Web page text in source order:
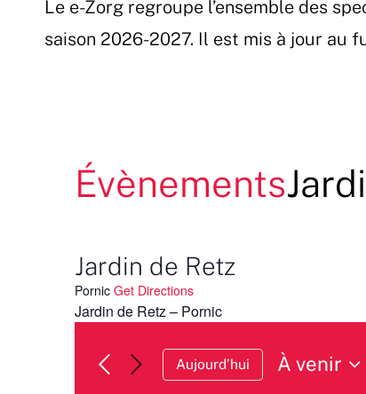
Le e-Zorg regroupe l’ensemble des
saison 2026-2027. Il est mis à jour au
Évènements
Jardin de Retz
Pornic Get Directions
Jardin de Retz – Pornic
Aujourd’hui
À venir